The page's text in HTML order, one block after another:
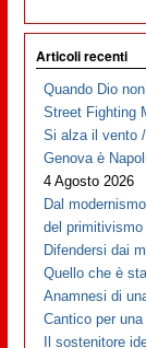
Articoli recenti
Quando Dio
Street Fighting
Si alza il vento
Genova è
4 Agosto 2026
Dal
del primitivismo
Difendersi dai
Quello che è
Anamnesi di
Cantico per
Il sostenitore